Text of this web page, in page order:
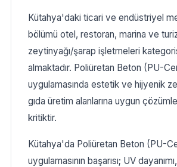
Kütahya'daki ticari ve endüstriyel
bölümü otel, restoran, marina ve
zeytinyağı/şarap işletmeleri
almaktadır. Poliüretan Beton (PU-
uygulamasında estetik ve hijyenik
gıda üretim alanlarına uygun
kritiktir.
Kütahya'da Poliüretan Beton (PU-
uygulamasının başarısı; UV